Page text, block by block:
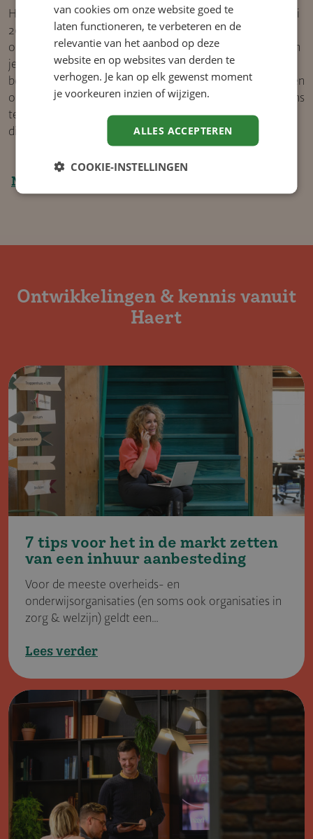
Het voorkomen van schijnzelfstandigheid is sinds 1 januari
2025 één van de grootste zorgen en uitdagingen voor
organisaties die externe professionals inhuren. Wij helpen
je om de ontwikkelingen rondom de Wet DBA en VBAR
begrijpelijk te maken. En leggen uit waar je op moet letten
om schijnzelfstandigheid te voorkomen. Ook kun je bij ons
terecht voor Kennissessies die je helpen om de theorie
direct in de praktijk te brengen.
Naar themapagina Wet DBA
Ontwikke­lingen & kennis vanuit
Haert
7 tips voor het in de markt zetten
van een inhuur aanbeste­ding
Voor de meeste overheids- en
onderwijsorganisaties (en soms ook organisaties in
zorg & welzijn) geldt een…
Lees verder
van cookies om onze website goed te
laten functioneren, te verbeteren en de
relevantie van het aanbod op deze
website en op websites van derden te
verhogen. Je kan op elk gewenst moment
je voorkeuren inzien of wijzigen.
ALLES ACCEPTEREN
COOKIE-INSTELLINGEN